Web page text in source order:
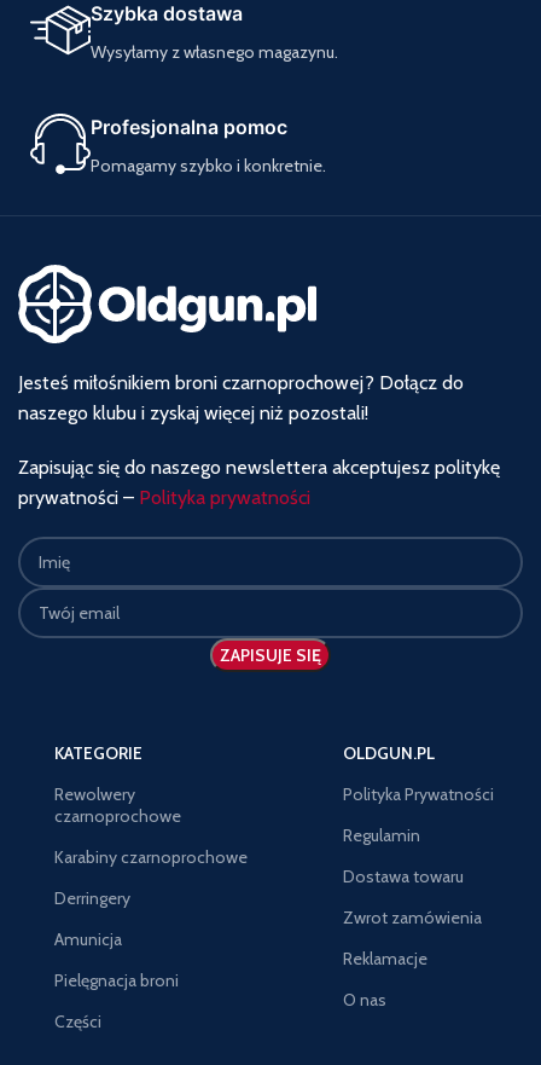
Szybka dostawa
Wysyłamy z własnego magazynu.
Profesjonalna pomoc
Pomagamy szybko i konkretnie.
Jesteś miłośnikiem broni czarnoprochowej? Dołącz do
naszego klubu i zyskaj więcej niż pozostali!
Zapisując się do naszego newslettera akceptujesz politykę
prywatności – Polityka prywatności
KATEGORIE
Rewolwery
czarnoprochowe
Karabiny czarnoprochowe
Derringery
Amunicja
Pielęgnacja broni
Części
OLDGUN.PL
Polityka Prywatności
Regulamin
Dostawa towaru
Zwrot zamówienia
Reklamacje
O nas